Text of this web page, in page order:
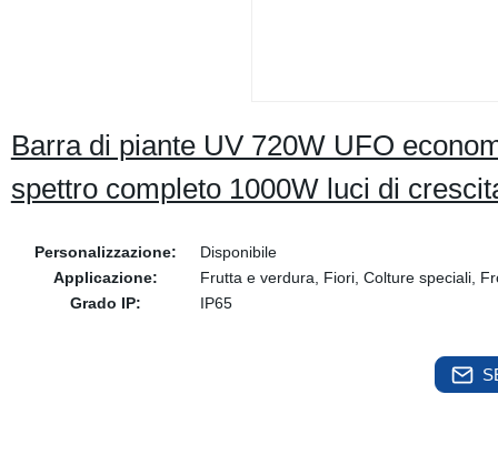
Barra di piante UV 720W UFO
spettro completo 1000W luci di
Personalizzazione:
Disponibile
Applicazione:
Frutta e verdura, Fiori, Colture speciali,
Grado IP:
IP65